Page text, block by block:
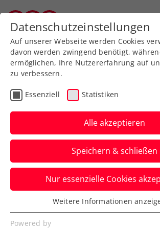
Zurück zur Newsübersicht
Turniere
Upper Austria
Linz: Auslosung
machbare
Grabher
Österreichs Nummer eins
beim WTA-Heimturnier in
mit Madison Brengle zu tun.
Datenschutzeinstellungen
Auf unserer Webseite werden Cookies
davon werden zwingend benötigt,
ermöglichen, Ihre Nutzererfahrung auf
zu verbessern.
Essenziell Statistiken
Alle akzeptieren
Speichern & schließen
Nur essenzielle Cookies
Essenziell
Essenzielle Cookies werden für
Weitere Informationen
Powered by